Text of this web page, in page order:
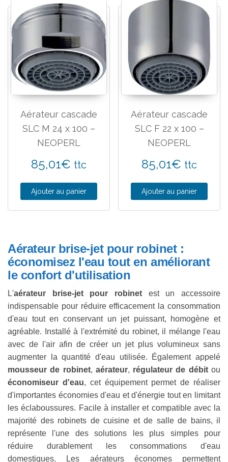
Aérateur cascade
SLC M 24 x 100 –
NEOPERL
85,01€ ttc
Ajouter au panier
Aérateur cascade
SLC F 22 x 100 –
NEOPERL
85,01€ ttc
Ajouter au panier
Aérateur brise-jet pour robinet :
économisez l'eau tout en améliorant
le confort d'utilisation
L'aérateur brise-jet pour robinet est un accessoire
indispensable pour réduire efficacement la consommation
d'eau tout en conservant un jet puissant, homogène et
agréable. Installé à l'extrémité du robinet, il mélange l'eau
avec de l'air afin de créer un jet plus volumineux sans
augmenter la quantité d'eau utilisée. Également appelé
mousseur de robinet, aérateur, régulateur de débitou
économiseur d'eau, cet équipement permet de réaliser
d'importantes économies d'eau et d'énergie tout en limitant
les éclaboussures. Facile à installer et compatible avec la
majorité des robinets de cuisine et de salle de bains, il
représente l'une des solutions les plus simples pour
réduire durablement les consommations d'eau
domestiques. Les aérateurs économes permettent